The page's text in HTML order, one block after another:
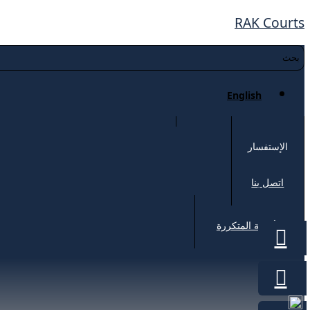
RAK Courts
English
الإستفسار
اتصل بنا
الأسئلة المتكررة